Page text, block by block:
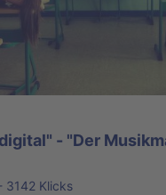
- "Der
3142 Klicks